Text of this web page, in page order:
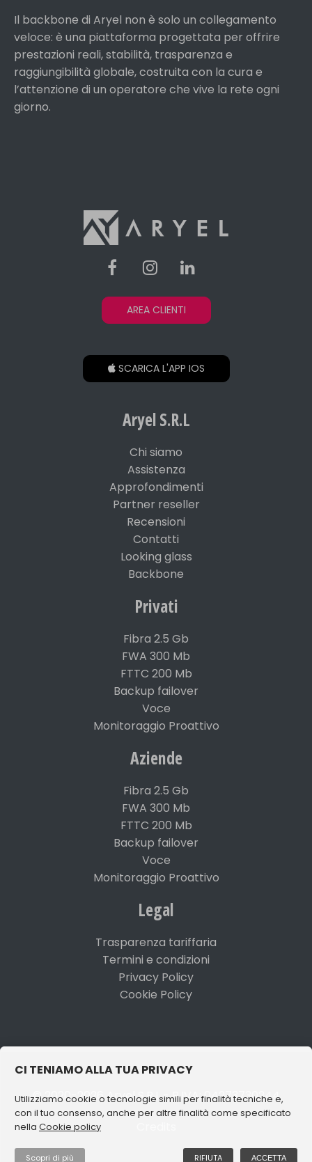
Il backbone di Aryel non è solo un collegamento
veloce: è una piattaforma progettata per offrire
prestazioni reali, stabilità, trasparenza e
raggiungibilità globale, costruita con la cura e
l’attenzione di un operatore che vive la rete ogni
giorno.
AREA CLIENTI
SCARICA L'APP IOS
Aryel S.R.L
Chi siamo
Assistenza
Approfondimenti
Partner reseller
Recensioni
Contatti
Looking glass
Backbone
Privati
Fibra 2.5 Gb
FWA 300 Mb
FTTC 200 Mb
Backup failover
Voce
Monitoraggio Proattivo
Aziende
Fibra 2.5 Gb
FWA 300 Mb
FTTC 200 Mb
Backup failover
Voce
Monitoraggio Proattivo
Legal
Trasparenza tariffaria
Termini e condizioni
Privacy Policy
Cookie Policy
© 2020-2026 Aryel S.R.L - P.IVA: 04273730244
CI TENIAMO ALLA TUA PRIVACY
Utilizziamo cookie o tecnologie simili per finalità tecniche e,
con il tuo consenso, anche per altre finalità come specificato
nella Cookie policy
Scopri di più ACCETTA
RIFIUTA